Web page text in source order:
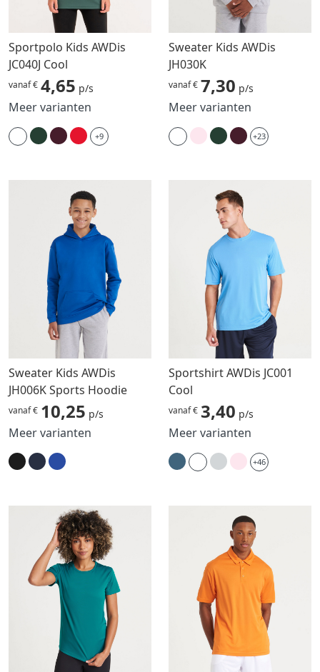
Sportpolo Kids AWDis
JC040J Cool
vanaf € 4,65 p/s
Meer varianten
+9
Sweater Kids AWDis
JH030K
vanaf € 7,30 p/s
Meer varianten
+23
Sweater Kids AWDis
JH006K Sports Hoodie
vanaf € 10,25 p/s
Meer varianten
Sportshirt AWDis JC001
Cool
vanaf € 3,40 p/s
Meer varianten
+46